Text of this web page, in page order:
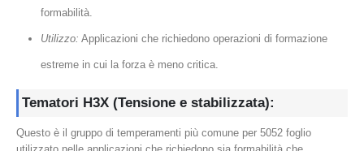
formabilità.
Utilizzo: Applicazioni che richiedono operazioni di formazione
estreme in cui la forza è meno critica.
Tematori H3X (Tensione e stabilizzata):
Questo è il gruppo di temperamenti più comune per 5052 foglio